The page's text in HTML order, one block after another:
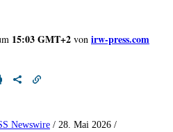
15:03 GMT+2 von irw-press.com
Newswire / 28. Mai 2026 /